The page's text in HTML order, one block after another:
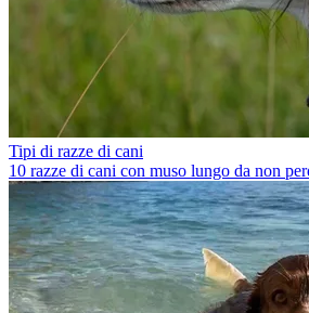
Tipi di razze di cani
10 razze di cani con muso lungo da non